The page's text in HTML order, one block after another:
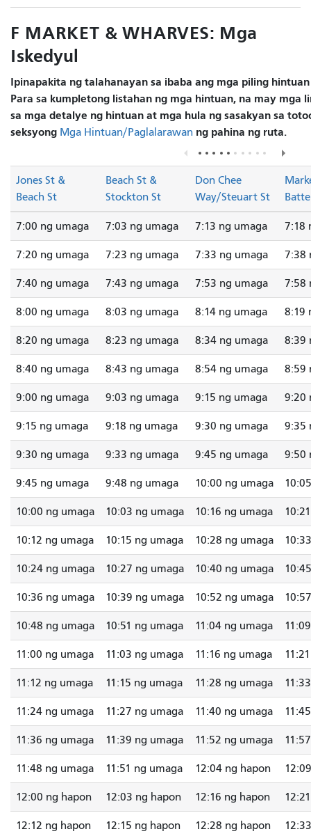
F MARKET & WHARVES: Mga
Iskedyul
Ipinapakita ng talahanayan sa ibaba ang mga piling
Para sa kumpletong listahan ng mga hintuan, na may mga
sa mga detalye ng hintuan at mga hula ng sasakyan sa
seksyong Mga Hintuan/Paglalarawan ng pahina ng ruta.
Jones St &
Beach St
Beach St &
Stockton St
Don Chee
Way/Steuart St
7:00 ng umaga 7:03 ng umaga 7:13 ng umaga 7:18
7:20 ng umaga 7:23 ng umaga 7:33 ng umaga 7:38
7:40 ng umaga 7:43 ng umaga 7:53 ng umaga 7:58
8:00 ng umaga 8:03 ng umaga 8:14 ng umaga 8:19
8:20 ng umaga 8:23 ng umaga 8:34 ng umaga 8:39
8:40 ng umaga 8:43 ng umaga 8:54 ng umaga 8:59
9:00 ng umaga 9:03 ng umaga 9:15 ng umaga 9:20
9:15 ng umaga 9:18 ng umaga 9:30 ng umaga 9:35
9:30 ng umaga 9:33 ng umaga 9:45 ng umaga 9:50
9:45 ng umaga 9:48 ng umaga 10:00 ng umaga
10:00 ng umaga 10:03 ng umaga 10:16 ng umaga
10:12 ng umaga 10:15 ng umaga 10:28 ng umaga
10:24 ng umaga 10:27 ng umaga 10:40 ng umaga
10:36 ng umaga 10:39 ng umaga 10:52 ng umaga
10:48 ng umaga 10:51 ng umaga 11:04 ng umaga
11:00 ng umaga 11:03 ng umaga 11:16 ng umaga
11:12 ng umaga 11:15 ng umaga 11:28 ng umaga
11:24 ng umaga 11:27 ng umaga 11:40 ng umaga
11:36 ng umaga 11:39 ng umaga 11:52 ng umaga
11:48 ng umaga 11:51 ng umaga 12:04 ng hapon
12:00 ng hapon 12:03 ng hapon 12:16 ng hapon
12:12 ng hapon 12:15 ng hapon 12:28 ng hapon